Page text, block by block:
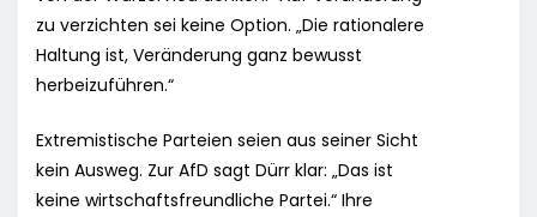
zu verzichten sei keine Option. „Die rationalere
Haltung ist, Veränderung ganz bewusst
herbeizuführen.“
Extremistische Parteien seien aus seiner Sicht
kein Ausweg. Zur AfD sagt Dürr klar: „Das ist
keine wirtschaftsfreundliche Partei.“ Ihre